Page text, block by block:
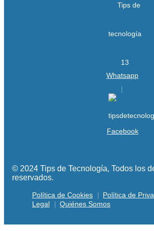
Whatsapp
Facebook
© 2024 Tips de Tecnología, Todos los
reservados.
Política de Cookies Política de
Legal
Quiénes Somos